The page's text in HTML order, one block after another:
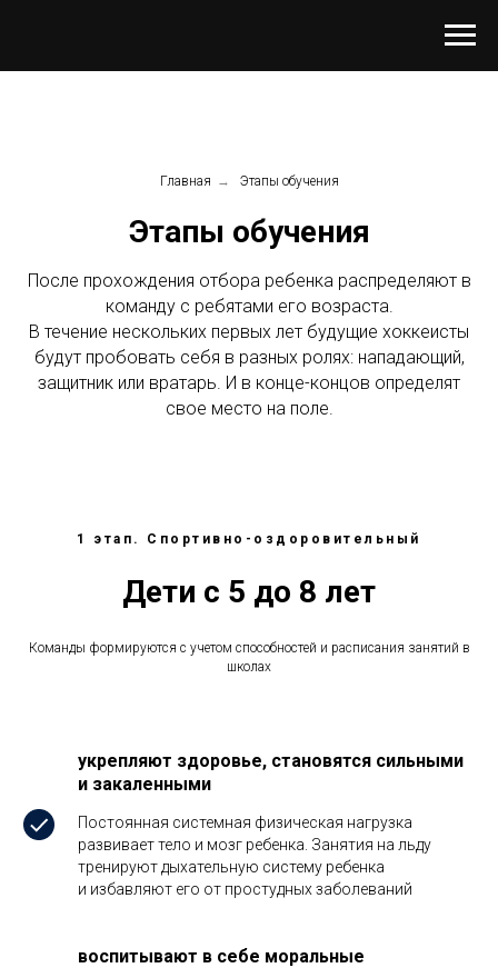
Главная → Этапы обучения
Этапы обучения
После прохождения отбора ребенка распределяют в
команду с ребятами его возраста.
В течение нескольких первых лет будущие хоккеисты
будут пробовать себя в разных ролях: нападающий,
защитник или вратарь. И в конце-концов определят
свое место на поле.
1 этап. Спортивно-оздоровительный
Дети с 5 до 8 лет
Команды формируются с учетом способностей и расписания занятий в
школах
укрепляют здоровье, становятся сильными
и закаленными
Постоянная системная физическая нагрузка
развивает тело и мозг ребенка. Занятия на льду
тренируют дыхательную систему ребенка
и избавляют его от простудных заболеваний
воспитывают в себе моральные